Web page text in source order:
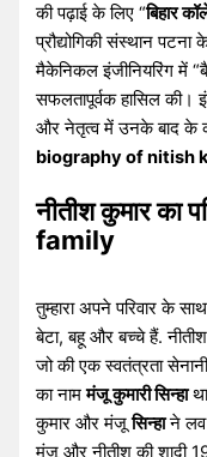
की पढ़ाई के लिए “बिहार
प्रौद्योगिकी संस्थान
मैकेनिकल इंजीनियरिंग में
सफलतापूर्वक हासिल की।
और नेतृत्व में उनके बाद के
biography of nitish
नीतीश कुमार का
family
तुम्हारा अपने परिवार के
बेटा, बहू और बच्चे हैं.
जो की एक स्वतंत्रता
का नाममंजू कुमारी सिन्हा
कुमार और मंजूसिन्हाने लव
मंजू और नीतीश की शादी